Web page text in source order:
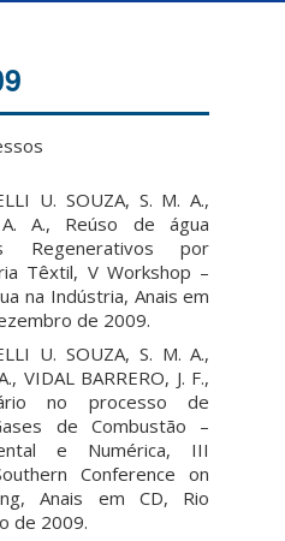
U. SOUZA, S. M. A.,
A., Reúso de água
Regenerativos por
Têxtil, V Workshop –
na Indústria, Anais em
de 2009.
U. SOUZA, S. M. A.,
VIDAL BARRERO, J. F.,
no processo de
de Combustão –
e Numérica, III
Conference on
Anais em CD, Rio
de 2009.